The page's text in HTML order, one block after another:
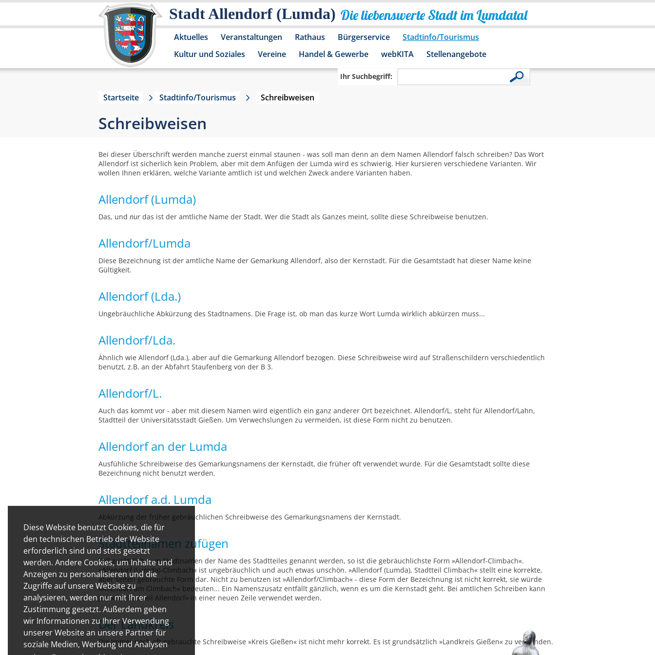
Diese Website benutzt Cookies, die für
den technischen Betrieb der Website
erforderlich sind und stets gesetzt
werden. Andere Cookies, um Inhalte und
Anzeigen zu personalisieren und die
Zugriffe auf unsere Website zu
analysieren, werden nur mit Ihrer
Zustimmung gesetzt. Außerdem geben
wir Informationen zu Ihrer Verwendung
unserer Website an unsere Partner für
soziale Medien, Werbung und Analysen
Stadt Allendorf (Lumda) Die liebenswerte Stadt im Lumdatal
Aktuelles Veranstaltungen Rathaus Bürgerservice
Stadtinfo/Tourismus
Kultur und Soziales
Vereine Handel & Gewerbe webKITA Stellenangebote
Ihr Suchbegriff:
Startseite Stadtinfo/Tourismus Schreibweisen
Schreibweisen
Bei dieser Überschrift werden manche zuerst einmal staunen - was soll man denn an dem Namen Allendorf falsch schreiben? Das Wort
Allendorf ist sicherlich kein Problem, aber mit dem Anfügen der Lumda wird es schwierig. Hier kursieren verschiedene Varianten. Wir
wollen Ihnen erklären, welche Variante amtlich ist und welchen Zweck andere Varianten haben.
Allendorf (Lumda)
Das, und nur das ist der amtliche Name der Stadt. Wer die Stadt als Ganzes meint, sollte diese Schreibweise benutzen.
Allendorf/Lumda
Diese Bezeichnung ist der amtliche Name der Gemarkung Allendorf, also der Kernstadt. Für die Gesamtstadt hat dieser Name keine
Gültigkeit.
Allendorf (Lda.)
Ungebräuchliche Abkürzung des Stadtnamens. Die Frage ist, ob man das kurze Wort Lumda wirklich abkürzen muss...
Allendorf/Lda.
Ähnlich wie Allendorf (Lda.), aber auf die Gemarkung Allendorf bezogen. Diese Schreibweise wird auf Straßenschildern verschiedentlich
benutzt, z.B. an der Abfahrt Staufenberg von der B 3.
Allendorf/L.
Auch das kommt vor - aber mit diesem Namen wird eigentlich ein ganz anderer Ort bezeichnet. Allendorf/L. steht für Allendorf/Lahn,
Stadtteil der Universitätsstadt Gießen. Um Verwechslungen zu vermeiden, ist diese Form nicht zu benutzen.
Allendorf an der Lumda
Ausfühliche Schreibweise des Gemarkungsnamens der Kernstadt, die früher oft verwendet wurde. Für die Gesamtstadt sollte diese
Bezeichnung nicht benutzt werden.
Allendorf a.d. Lumda
Abkürzung der früher gebräuchlichen Schreibweise des Gemarkungsnamens der Kernstadt.
Stadtteilnamen zufügen
Soll zusätzlich zum Stadtnamen der Name des Stadtteiles genannt werden, so ist die gebräuchlichste Form »Allendorf-Climbach«.
»Allendorf (Lumda)-Climbach« ist ungebräuchlich und auch etwas unschön. »Allendorf (Lumda), Stadtteil Climbach« stellt eine korrekte,
aber selten gebrauchte Form dar. Nicht zu benutzen ist »Allendorf/Climbach« - diese Form der Bezeichnung ist nicht korrekt, sie würde
»Allendorf am Climbach« bedeuten... Ein Namenszusatz entfällt gänzlich, wenn es um die Kernstadt geht. Bei amtlichen Schreiben kann
jedoch »Stadtteil Allendorf« in einer neuen Zeile verwendet werden.
Der Landkreis
Die immer noch oft gebrauchte Schreibweise »Kreis Gießen« ist nicht mehr korrekt. Es ist grundsätzlich »Landkreis Gießen« zu verwenden.